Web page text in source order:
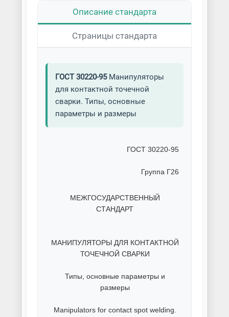
Описание стандарта
Страницы стандарта
ГОСТ 30220-95Манипуляторы
для контактной точечной
сварки. Типы, основные
параметры и размеры